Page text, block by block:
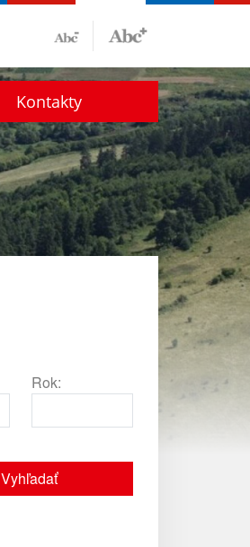
Kontakty
Rok:
Vyhľadať